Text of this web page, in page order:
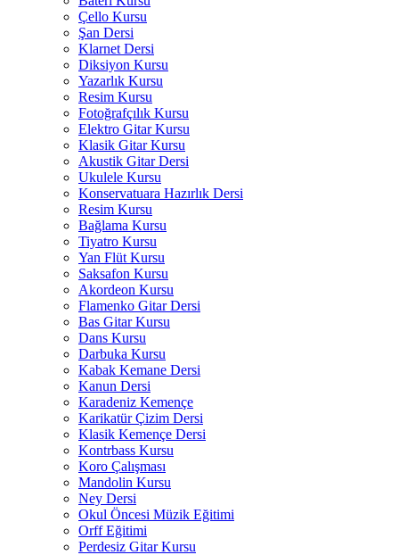
Çello Kursu
Şan Dersi
Klarnet Dersi
Diksiyon Kursu
Yazarlık Kursu
Resim Kursu
Fotoğrafçılık Kursu
Elektro Gitar Kursu
Klasik Gitar Kursu
Akustik Gitar Dersi
Ukulele Kursu
Konservatuara Hazırlık Dersi
Resim Kursu
Bağlama Kursu
Tiyatro Kursu
Yan Flüt Kursu
Saksafon Kursu
Akordeon Kursu
Flamenko Gitar Dersi
Bas Gitar Kursu
Dans Kursu
Darbuka Kursu
Kabak Kemane Dersi
Kanun Dersi
Karadeniz Kemençe
Karikatür Çizim Dersi
Klasik Kemençe Dersi
Kontrbass Kursu
Koro Çalışması
Mandolin Kursu
Ney Dersi
Okul Öncesi Müzik Eğitimi
Orff Eğitimi
Perdesiz Gitar Kursu